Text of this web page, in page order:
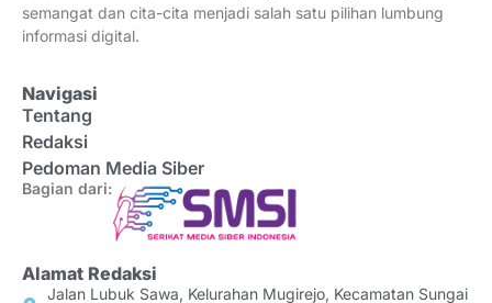
semangat dan cita-cita menjadi salah satu pilihan lumbung
informasi digital.
Navigasi
Tentang
Redaksi
Pedoman Media Siber
Bagian dari:
Alamat Redaksi
Jalan Lubuk Sawa, Kelurahan Mugirejo, Kecamatan Sungai